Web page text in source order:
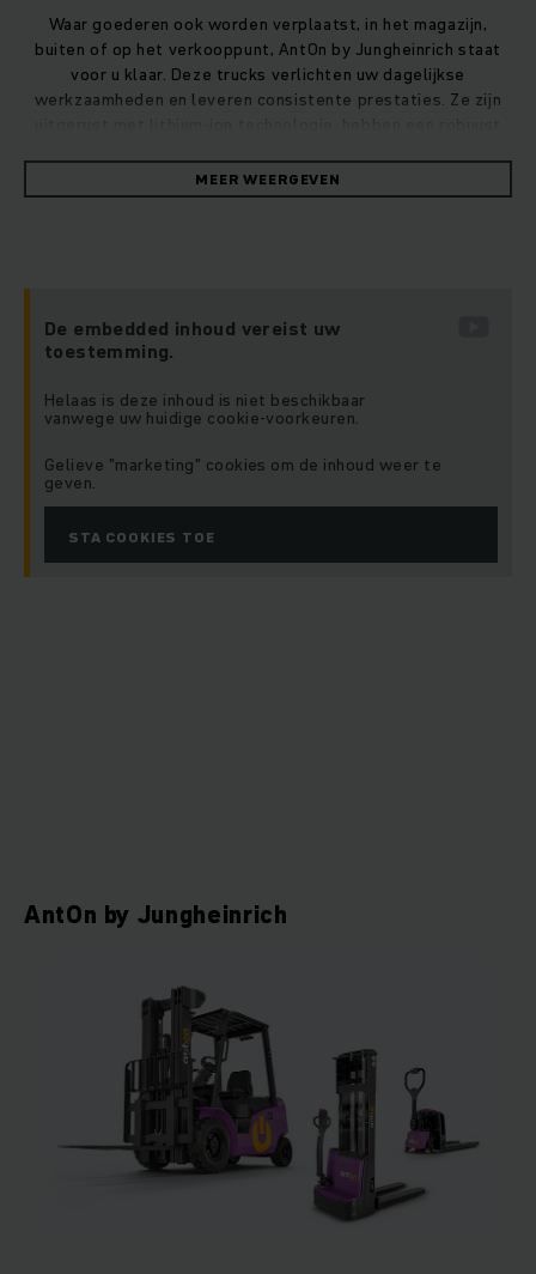
Waar goederen ook worden verplaatst, in het magazijn,
buiten of op het verkooppunt, AntOn by Jungheinrich staat
voor u klaar. Deze trucks verlichten uw dagelijkse
werkzaamheden en leveren consistente prestaties. Ze zijn
te besturen en beschikken over het uithoudingsvermogen
dat u nodig hebt wanneer het er echt toe doet.
wat u verwacht, waar en wanneer u het nodig hebt.
Stroomlijn uw processen, werk naadloos en behaal
resultaten met AntOn by Jungheinrich aan uw zijde.
Veelzijdig. Solide. Kostenefficiënt.Made to rely on.
MEER WEERGEVEN
De embedded inhoud vereist uw
toestemming.
Helaas is deze inhoud is niet beschikbaar
vanwege uw huidige cookie-voorkeuren.
Gelieve "marketing" cookies om de inhoud weer te
geven.
STA COOKIES TOE
AntOn by Jungheinrich